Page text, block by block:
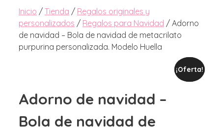
Inicio / Tienda / Regalos originales y
personalizados / Regalos para Navidad / Adorno
de navidad – Bola de navidad de metacrilato
purpurina personalizada. Modelo Huella
Adorno de navidad –
Bola de navidad de
¡Oferta!
¡Oferta!